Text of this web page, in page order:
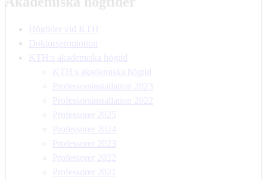
Högtider vid KTH
Doktorspromotion
KTH:s akademiska högtid
KTH:s akademiska högtid
Professorsinstallation 2023
Professorsinstallation 2022
Professorer 2025
Professorer 2024
Professorer 2023
Professorer 2022
Professorer 2021